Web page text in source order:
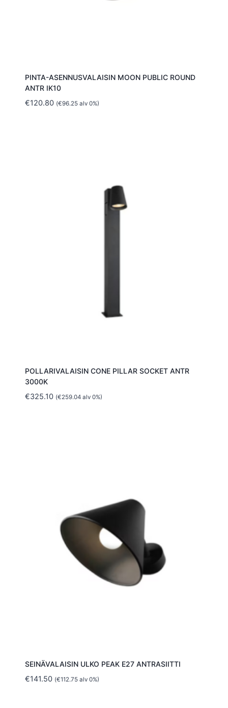
PINTA-ASENNUSVALAISIN MOON PUBLIC ROUND
ANTR IK10
€120.80 (€96.25alv 0%)
POLLARIVALAISIN CONE PILLAR SOCKET ANTR
3000K
€325.10 (€259.04alv 0%)
SEINÄVALAISIN ULKO PEAK E27 ANTRASIITTI
€141.50 (€112.75alv 0%)